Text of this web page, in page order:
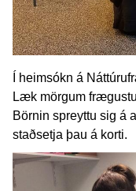
Í heimsókn á
Læk mörgum
Börnin spreyttu sig á
staðsetja þau á korti.